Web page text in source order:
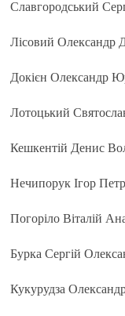
Славгородський
Лісовий Олександр
Докієн Олександр
Лотоцький
Кешкентій Денис
Нечипорук Ігор
Погоріло Віталій
Бурка Сергій
Кукурудза